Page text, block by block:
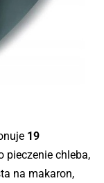
19
pieczenie chleba,
na makaron,